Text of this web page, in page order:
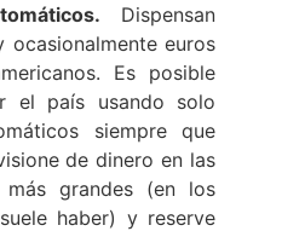
Dispensan
ocasionalmente euros
Es posible
el país usando solo
siempre que
de dinero en las
más grandes (en los
haber) y reserve